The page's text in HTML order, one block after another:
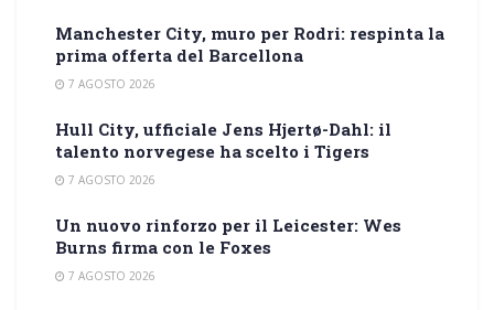
Manchester City, muro per Rodri: respinta la
prima offerta del Barcellona
7 AGOSTO 2026
Hull City, ufficiale Jens Hjertø-Dahl: il
talento norvegese ha scelto i Tigers
7 AGOSTO 2026
Un nuovo rinforzo per il Leicester: Wes
Burns firma con le Foxes
7 AGOSTO 2026